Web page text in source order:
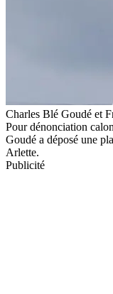
Charles Blé Goudé et
Pour dénonciation
Goudé a déposé une
Arlette.
Publicité